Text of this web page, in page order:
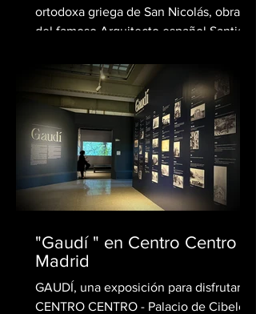
ortodoxa griega de San Nicolás, obra
del famoso Arquitecto español Santiago
"Gaudí " en Centro Centro -
Madrid
GAUDÍ, una exposición para disfrutar en
CENTRO CENTRO - Palacio de Cibeles,